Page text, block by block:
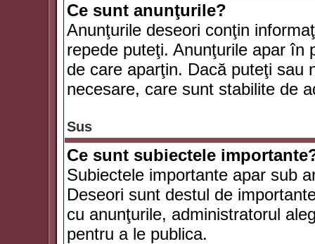
Ce sunt anunţurile?
Anunţurile deseori conţin
repede puteţi. Anunţurile apar în
de care aparţin. Dacă puteţi sau
necesare, care sunt stabilite de
Sus
Ce sunt subiectele
Subiectele importante apar sub
Deseori sunt destul de
cu anunţurile, administratorul
pentru a le publica.